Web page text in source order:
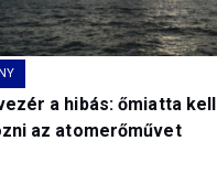
a hibás: őmiatta kell
az atomerőművet